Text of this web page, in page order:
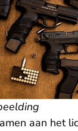
aan het